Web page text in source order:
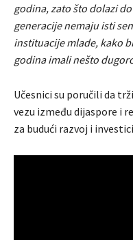
godina, zato što dolazi
generacije nemaju isti
instituacije mlade, kako
godina imali nešto
Učesnici su poručili da
vezu između dijaspore i
za budući razvoj i